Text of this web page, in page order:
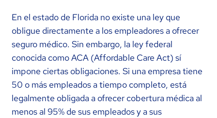
En el estado de Florida no existe una ley que
obligue directamente a los empleadores a ofrecer
seguro médico. Sin embargo, la ley federal
conocida como ACA (Affordable Care Act) sí
impone ciertas obligaciones. Si una empresa tiene
50 o más empleados a tiempo completo, está
legalmente obligada a ofrecer cobertura médica al
menos al 95% de sus empleados y a sus